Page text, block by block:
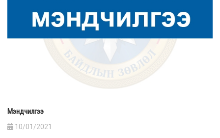
Мэндчилгээ
10/01/2021